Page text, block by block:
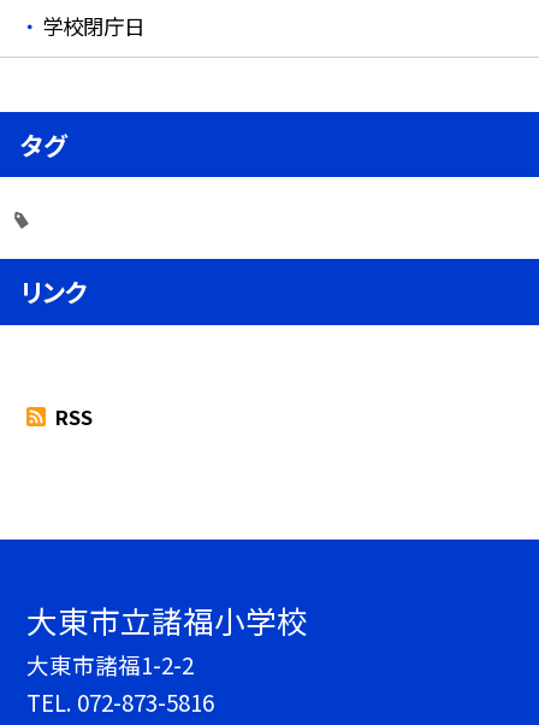
学校閉庁日
タグ
リンク
RSS
大東市立諸福小学校
大東市諸福1-2-2
TEL. 072-873-5816